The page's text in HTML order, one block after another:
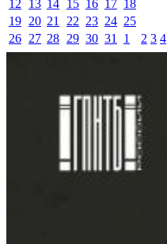
12
13 14 15 16 17 18
19 20 21 22 23 24 25
26 27 28 29 30 31 1 2 3 4